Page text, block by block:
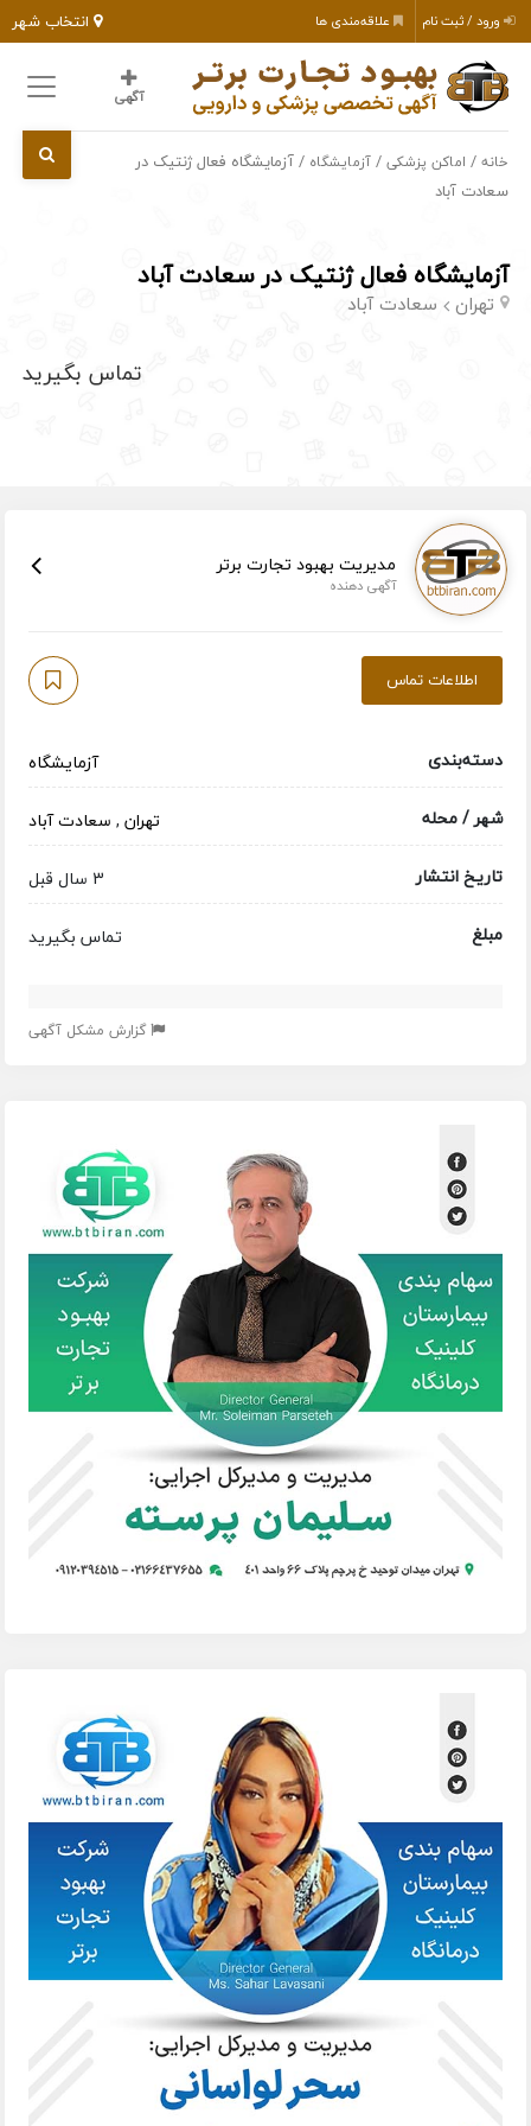
انتخاب شهر ورود / ثبت نام علاقه‌مندی ها
آگهی
خانه / اماکن پزشکی /آزمایشگاه / آزمایشگاه فعال ژنتیک در
سعادت آباد
آزمایشگاه فعال ژنتیک در سعادت آباد
تهران سعادت آباد
تماس بگیرید
مدیریت بهبود تجارت برتر
آگهی دهنده
اطلاعات تماس
دسته‌بندی
آزمایشگاه
شهر / محله
تهران, سعادت آباد
تاریخ انتشار
3 سال قبل
مبلغ
تماس بگیرید
گزارش مشکل آگهی